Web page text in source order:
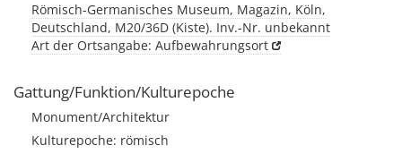
Römisch-Germanisches Museum, Magazin, Köln,
Deutschland, M20/36D (Kiste). Inv.-Nr. unbekannt
Art der Ortsangabe: Aufbewahrungsort
Gattung/Funktion/Kulturepoche
Monument/Architektur
Kulturepoche: römisch